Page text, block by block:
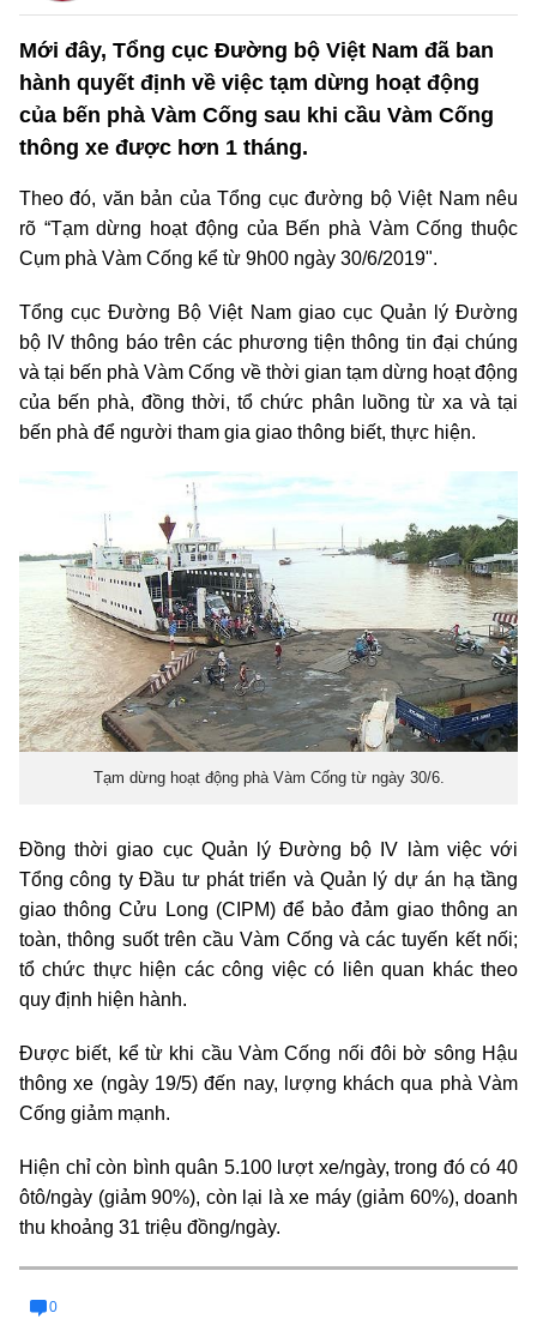
Mới đây, Tổng cục Đường bộ Việt Nam đã ban
hành quyết định về việc tạm dừng hoạt động
của bến phà Vàm Cống sau khi cầu Vàm Cống
thông xe được hơn 1 tháng.
Theo đó, văn bản của Tổng cục đường bộ Việt Nam nêu
rõ “Tạm dừng hoạt động của Bến phà Vàm Cống thuộc
Cụm phà Vàm Cống kể từ 9h00 ngày 30/6/2019".
Tổng cục Đường Bộ Việt Nam giao cục Quản lý Đường
bộ IV thông báo trên các phương tiện thông tin đại chúng
và tại bến phà Vàm Cống về thời gian tạm dừng hoạt động
của bến phà, đồng thời, tổ chức phân luồng từ xa và tại
bến phà để người tham gia giao thông biết, thực hiện.
Tạm dừng hoạt động phà Vàm Cống từ ngày 30/6.
Đồng thời giao cục Quản lý Đường bộ IV làm việc với
Tổng công ty Đầu tư phát triển và Quản lý dự án hạ tầng
giao thông Cửu Long (CIPM) để bảo đảm giao thông an
toàn, thông suốt trên cầu Vàm Cống và các tuyến kết nối;
tổ chức thực hiện các công việc có liên quan khác theo
quy định hiện hành.
Được biết, kể từ khi cầu Vàm Cống nối đôi bờ sông Hậu
thông xe (ngày 19/5) đến nay, lượng khách qua phà Vàm
Cống giảm mạnh.
Hiện chỉ còn bình quân 5.100 lượt xe/ngày, trong đó có 40
ôtô/ngày (giảm 90%), còn lại là xe máy (giảm 60%), doanh
thu khoảng 31 triệu đồng/ngày.
0